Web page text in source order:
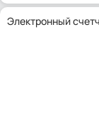
Электронный